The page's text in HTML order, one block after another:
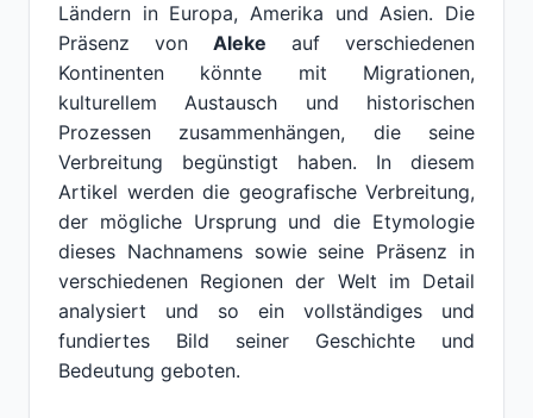
Ländern in Europa, Amerika und Asien. Die
Präsenz von Aleke auf verschiedenen
Kontinenten könnte mit Migrationen,
kulturellem Austausch und historischen
Prozessen zusammenhängen, die seine
Verbreitung begünstigt haben. In diesem
Artikel werden die geografische Verbreitung,
der mögliche Ursprung und die Etymologie
dieses Nachnamens sowie seine Präsenz in
verschiedenen Regionen der Welt im Detail
analysiert und so ein vollständiges und
fundiertes Bild seiner Geschichte und
Bedeutung geboten.